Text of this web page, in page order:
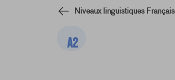
Niveaux linguistiques Français
A2